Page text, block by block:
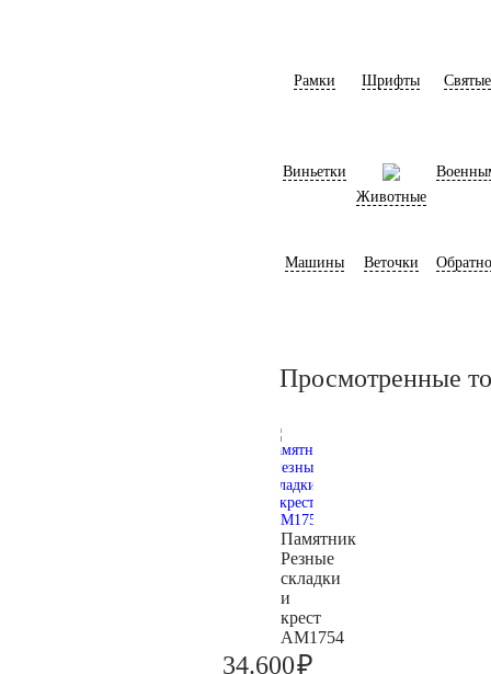
Рамки Шрифты Святые
Виньетки
Животные
Машины Веточки
Просмотренные
Памятник
Резные
складки
и
крест
AM1754
34.600₽